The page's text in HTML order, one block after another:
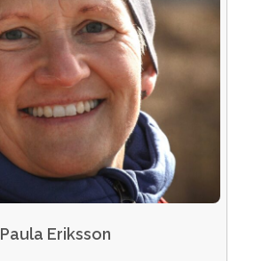
Paula Eriksson